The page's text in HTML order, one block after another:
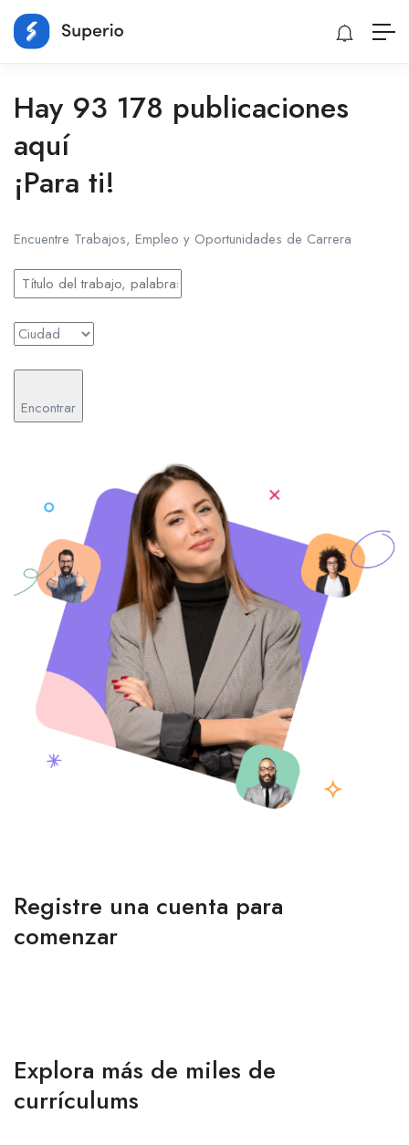
Hay 93 178 publicaciones
aquí
¡Para ti!
Encuentre Trabajos, Empleo y Oportunidades de Carrera
Encontrar
Registre una cuenta para
comenzar
Explora más de miles de
currículums